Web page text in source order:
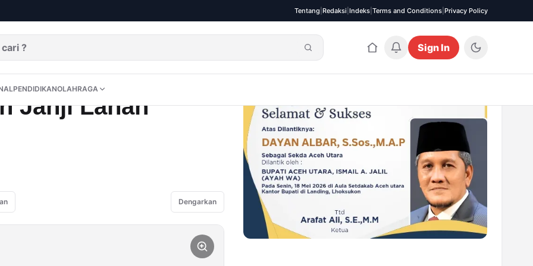
Tentang Redaksi Indeks Terms and Conditions Privacy Policy
OPININUSANTARAINTERNASIONALPENDIDIKANOLAHRAGA
Sign In
PENDIDIKANOLAHRAGA
Janji Lahan
Dengarkan